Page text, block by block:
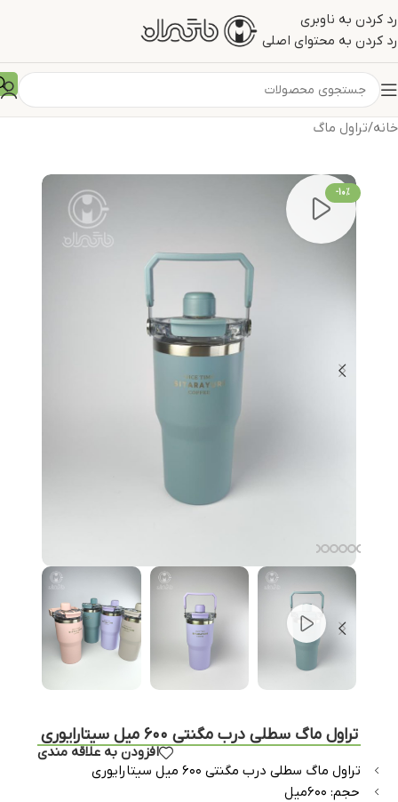
رد کردن به ناوبری
رد کردن به محتوای اصلی
خانه/تراول ماگ
-10%
تراول ماگ سطلی درب مگنتی ۶۰۰ میل سیتارایوری
افزودن به علاقه مندی
تراول ماگ سطلی درب مگنتی ۶۰۰ میل سیتارایوری
حجم: ۶۰۰میل